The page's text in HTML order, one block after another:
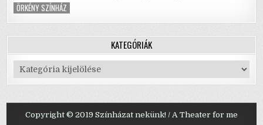
ÖRKÉNY SZÍNHÁZ
KATEGÓRIÁK
Kategóriák
Copyright © 2019 Színházat nekünk! / A Theater for me